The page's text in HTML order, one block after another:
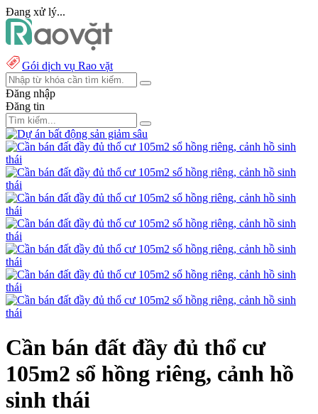
Đang xử lý...
Gói dịch vụ Rao vặt
Đăng nhập
Đăng tin
Cần bán đất đầy đủ thổ cư
105m2 sổ hồng riêng, cảnh hồ
sinh thái